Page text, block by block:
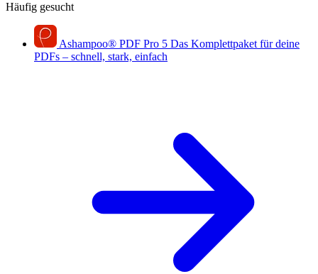
Häufig gesucht
Ashampoo® PDF Pro 5 Das Komplettpaket für deine
PDFs – schnell, stark, einfach